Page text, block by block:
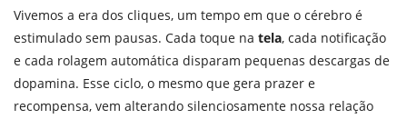
Vivemos a era dos cliques, um tempo em que o cérebro é
estimulado sem pausas. Cada toque na tela, cada notificação
e cada rolagem automática disparam pequenas descargas de
dopamina. Esse ciclo, o mesmo que gera prazer e
recompensa, vem alterando silenciosamente nossa relação